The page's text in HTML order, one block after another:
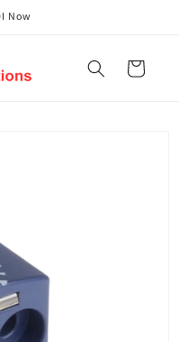
Now
Warenkorb